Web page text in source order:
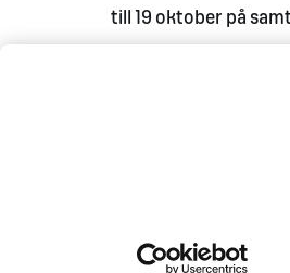
till 19 oktober på